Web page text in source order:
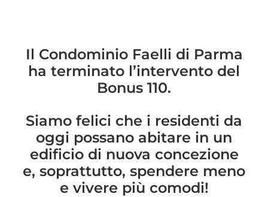
Il Condominio Faelli di Parma
ha terminato l’intervento del
Bonus 110.
Siamo felici che i residenti da
oggi possano abitare in un
edificio di nuova concezione
e, soprattutto, spendere meno
e vivere più comodi!